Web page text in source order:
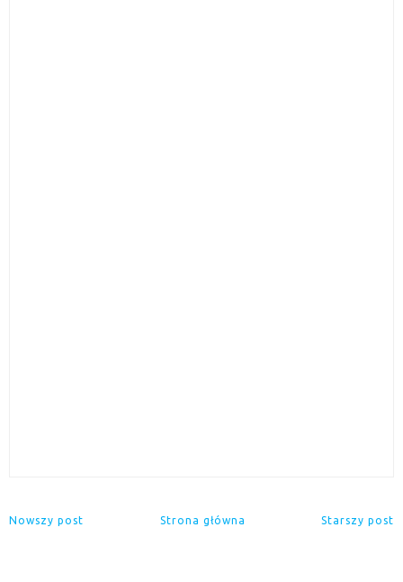
Nowszy post Starszy post
Strona główna